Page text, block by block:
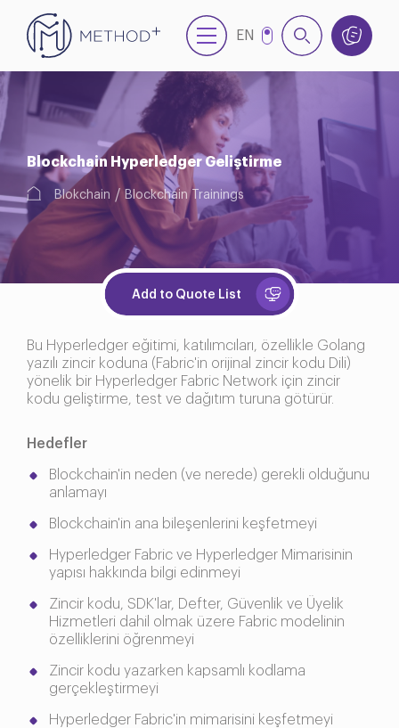
EN
Blockchain Hyperledger Geliştirme
Blokchain Blockchain Trainings
Add to Quote List
Bu Hyperledger eğitimi, katılımcıları, özellikle Golang
yazılı zincir koduna (Fabric'in orijinal zincir kodu Dili)
yönelik bir Hyperledger Fabric Network için zincir
kodu geliştirme, test ve dağıtım turuna götürür.
Hedefler
Blockchain'in neden (ve nerede) gerekli olduğunu
anlamayı
Blockchain'in ana bileşenlerini keşfetmeyi
Hyperledger Fabric ve Hyperledger Mimarisinin
yapısı hakkında bilgi edinmeyi
Zincir kodu, SDK'lar, Defter, Güvenlik ve Üyelik
Hizmetleri dahil olmak üzere Fabric modelinin
özelliklerini öğrenmeyi
Zincir kodu yazarken kapsamlı kodlama
gerçekleştirmeyi
Hyperledger Fabric'in mimarisini keşfetmeyi